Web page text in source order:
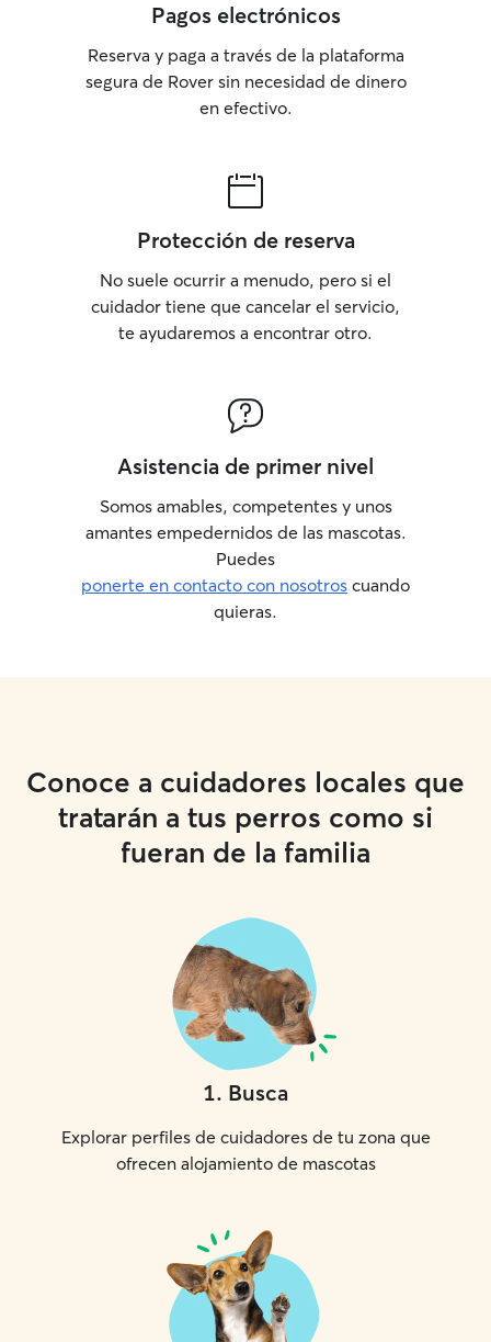
Pagos electrónicos
Reserva y paga a través de la plataforma
segura de Rover sin necesidad de dinero
en efectivo.
Protección de reserva
No suele ocurrir a menudo, pero si el
cuidador tiene que cancelar el servicio,
te ayudaremos a encontrar otro.
Asistencia de primer nivel
Somos amables, competentes y unos
amantes empedernidos de las mascotas.
Puedes
ponerte en contacto con nosotros cuando
quieras.
Conoce a cuidadores locales que
tratarán a tus perros como si
fueran de la familia
1. Busca
Explorar perfiles de cuidadores de tu zona que
ofrecen alojamiento de mascotas